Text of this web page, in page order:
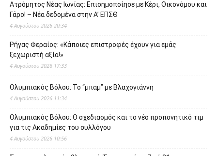
Ατρόμητος Νέας Ιωνίας: Επισημοποίησε με Κέρι, Οικονόμου και
Γάρο! – Νέα δεδομένα στην Α’ ΕΠΣΘ
4 Αυγούστου 2026 20:34
Ρήγας Φεραίος: «Κάποιες επιστροφές έχουν για εμάς
ξεχωριστή αξία!»
4 Αυγούστου 2026 17:33
Ολυμπιακός Βόλου: Το “μπαμ” με Βλαχογιάννη
4 Αυγούστου 2026 11:34
Ολυμπιακός Βόλου: Ο σχεδιασμός και το νέο προπονητικό τιμ
για τις Ακαδημίες του συλλόγου
4 Αυγούστου 2026 10:56